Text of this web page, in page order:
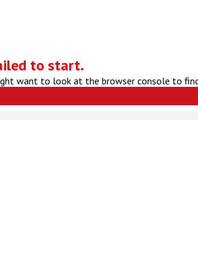
to start.
want to look at the browser console to